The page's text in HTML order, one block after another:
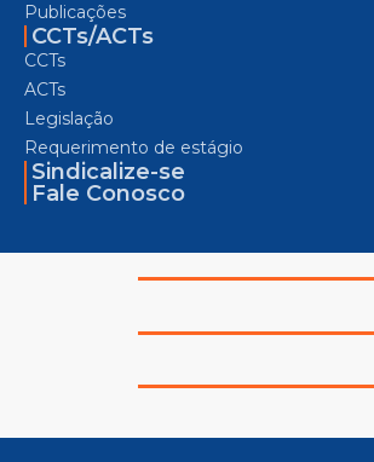
Publicações
CCTs/ACTs
CCTs
ACTs
Legislação
Requerimento de estágio
Sindicalize-se
Fale Conosco